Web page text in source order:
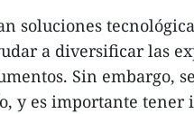
soluciones
a diversificar las
Sin embargo,
y es importante tener